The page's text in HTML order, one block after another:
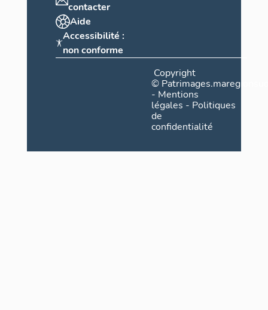
contacter
Aide
Accessibilité :
non conforme
Copyright
©
- Mentions
légales - Politiques
de
confidentialité